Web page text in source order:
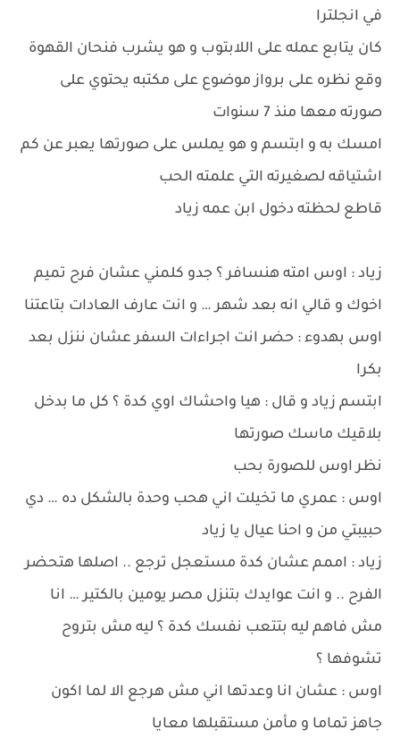
في انجلترا
كان يتابع عمله على اللابتوب و هو يشرب فنحان القهوة
وقع نظره على برواز موضوع على مكتبه يحتوي على
صورته معها منذ 7 سنوات
امسك به و ابتسم و هو يملس على صورتها يعبر عن كم
اشتياقه لصغيرته التي علمته الحب
قاطع لحظته دخول ابن عمه زياد
زياد : اوس امته هنسافر ؟ جدو كلمني عشان فرح تميم
اخوك و قالي انه بعد شهر … و انت عارف العادات بتاعتنا
اوس بهدوء : حضر انت اجراءات السفر عشان ننزل بعد
بكرا
ابتسم زياد و قال : هيا واحشاك اوي كدة ؟ كل ما بدخل
بلاقيك ماسك صورتها
نظر اوس للصورة بحب
اوس : عمري ما تخيلت اني هحب وحدة بالشكل ده … دي
حبيبتي من و احنا عيال يا زياد
زياد : اممم عشان كدة مستعجل ترجع .. اصلها هتحضر
الفرح .. و انت عوايدك بتنزل مصر يومين بالكتير … انا
مش فاهم ليه بتتعب نفسك كدة ؟ ليه مش بتروح
تشوفها ؟
اوس : عشان انا وعدتها اني مش هرجع الا لما اكون
جاهز تماما و مأمن مستقبلها معايا